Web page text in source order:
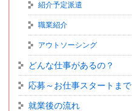
紹介予定派遣
職業紹介
アウトソーシング
どんな仕事があるの？
応募～お仕事スタートまで
就業後の流れ